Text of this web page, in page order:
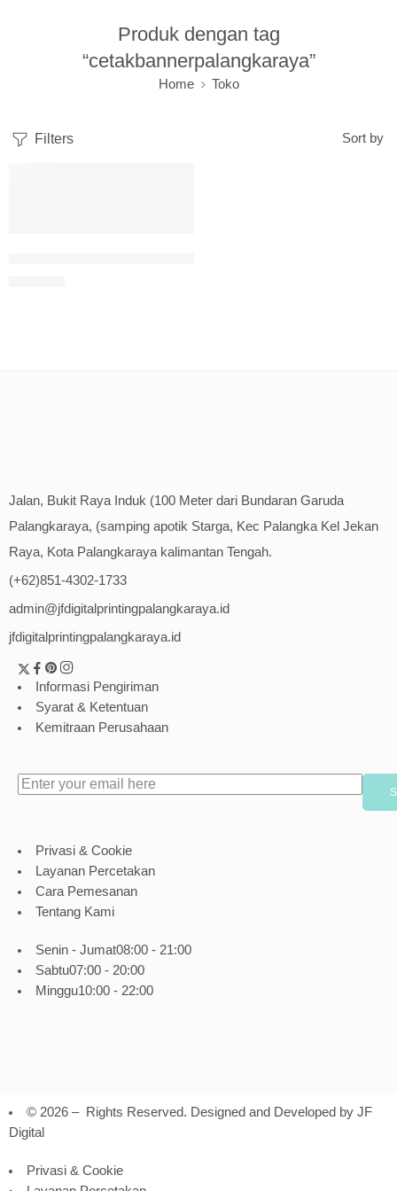
Produk dengan tag
“cetakbannerpalangkaraya”
Home Toko
Filters Sort by
Jalan, Bukit Raya Induk (100 Meter dari Bundaran Garuda
Palangkaraya, (samping apotik Starga, Kec Palangka Kel Jekan
Raya, Kota Palangkaraya kalimantan Tengah.
(+62)851-4302-1733
admin@jfdigitalprintingpalangkaraya.id
jfdigitalprintingpalangkaraya.id
Informasi Pengiriman
Syarat & Ketentuan
Kemitraan Perusahaan
Privasi & Cookie
Layanan Percetakan
Cara Pemesanan
Tentang Kami
Senin - Jumat08:00 - 21:00
Sabtu07:00 - 20:00
Minggu10:00 - 22:00
© 2026 – Rights Reserved. Designed and Developed by JF
Digital
Privasi & Cookie